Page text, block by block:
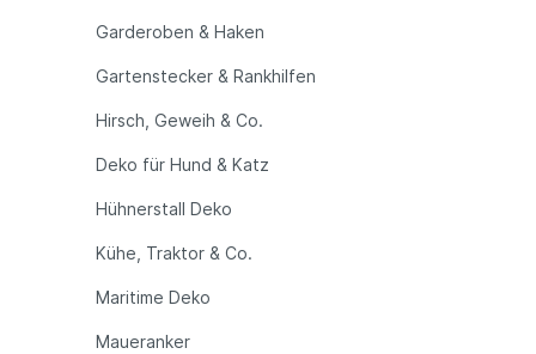
Garderoben & Haken
Gartenstecker & Rankhilfen
Hirsch, Geweih & Co.
Deko für Hund & Katz
Hühnerstall Deko
Kühe, Traktor & Co.
Maritime Deko
Maueranker